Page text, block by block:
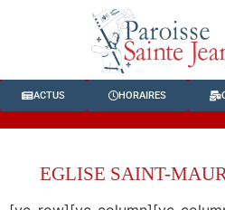
ACTUS HORAIRES
EGLISE SAINT-